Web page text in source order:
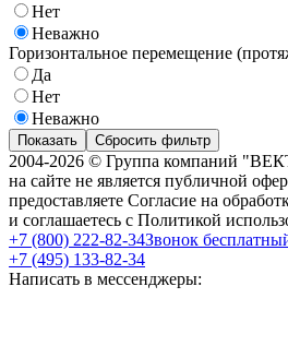
Нет
Неважно
Горизонтальное перемещение
Да
Нет
Неважно
Показать Сбросить фильтр
2004-2026 © Группа компаний
на сайте не является публичной
предоставляете Согласие на
и соглашаетесь с Политикой
+7 (800) 222-82-34Звонок
+7 (495) 133-82-34
Написать в мессенджеры: